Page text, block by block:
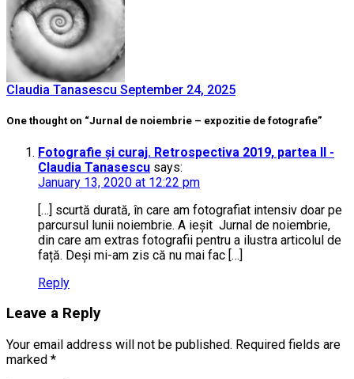
Claudia Tanasescu September 24, 2025
One thought on “Jurnal de noiembrie – expozitie de fotografie”
Fotografie și curaj. Retrospectiva 2019, partea II -
Claudia Tanasescu says:
January 13, 2020 at 12:22 pm
[…] scurtă durată, în care am fotografiat intensiv doar pe
parcursul lunii noiembrie. A ieșit Jurnal de noiembrie,
din care am extras fotografii pentru a ilustra articolul de
față. Deși mi-am zis că nu mai fac […]
Reply
Leave a Reply
Your email address will not be published. Required fields are
marked *